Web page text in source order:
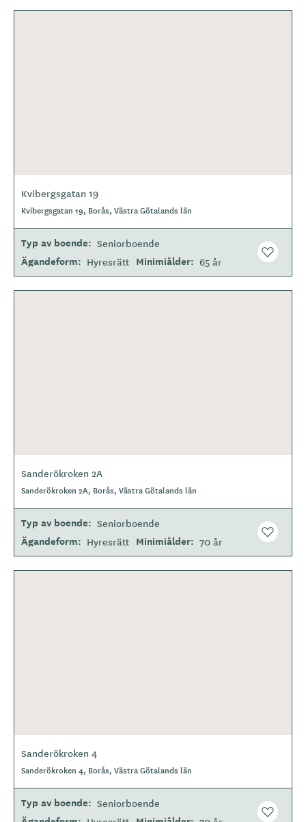
Kvibergsgatan 19
Kvibergsgatan 19, Borås, Västra Götalands län
Typ av boende Seniorboende
Ägandeform Hyresrätt Minimiålder 65 år
Sanderökroken 2A
Sanderökroken 2A, Borås, Västra Götalands län
Typ av boende Seniorboende
Ägandeform Hyresrätt Minimiålder 70 år
Sanderökroken 4
Sanderökroken 4, Borås, Västra Götalands län
Typ av boende Seniorboende